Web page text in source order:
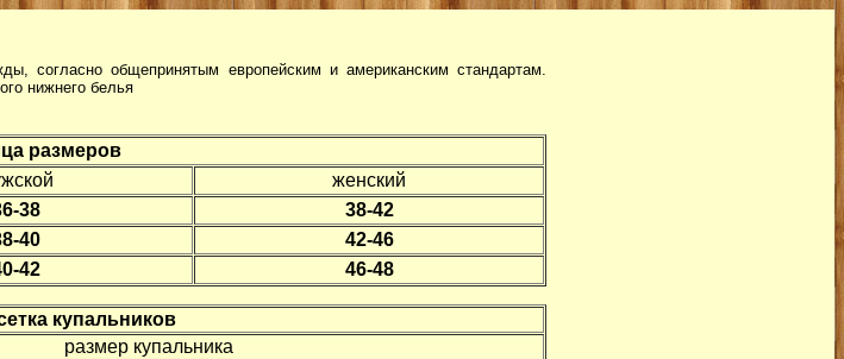
согласно общепринятым европейским и американским стандартам.
нижнего белья
размеров
женский
38
38-42
40
42-46
42 46-48
купальников
размер купальника